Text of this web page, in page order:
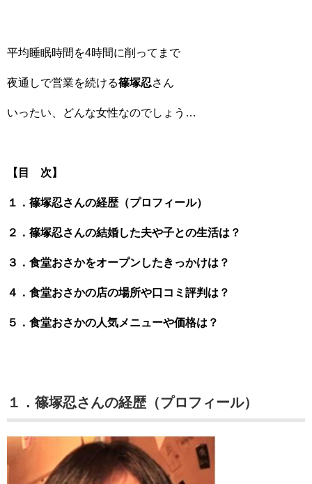
平均睡眠時間を4時間に削ってまで
夜通しで営業を続ける篠塚忍さん
いったい、どんな女性なのでしょう…
【目 次】
１．篠塚忍さんの経歴（プロフィール）
２．篠塚忍さんの結婚した夫や子との生活は？
３．食堂おさかをオープンしたきっかけは？
４．食堂おさかの店の場所や口コミ評判は？
５．食堂おさかの人気メニューや価格は？
１．篠塚忍さんの経歴（プロフィール）